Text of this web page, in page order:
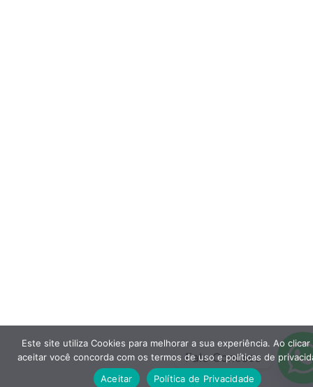
Este site utiliza Cookies para melhorar a sua experiência. Ao clicar
aceitar você concorda com os termos de uso e políticas de
Aceitar
Política de Privacidade
Fale Conosco